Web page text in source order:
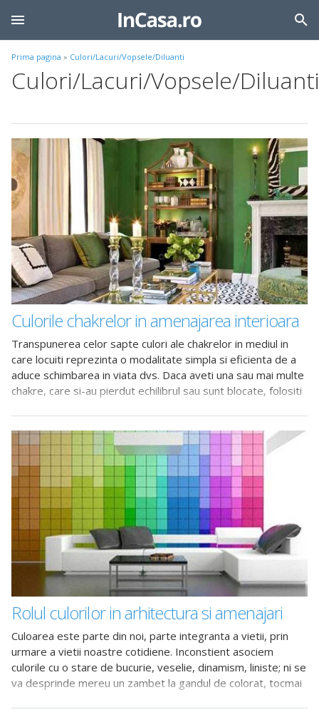
Prima pagina » Culori/Lacuri/Vopsele/Diluanti
Culori/Lacuri/Vopsele/Diluanti
Culorile chakrelor in amenajarea interioara
Transpunerea celor sapte culori ale chakrelor in mediul in
care locuiti reprezinta o modalitate simpla si eficienta de a
aduce schimbarea in viata dvs. Daca aveti una sau mai multe
chakre, care si-au pierdut echilibrul sau sunt blocate, folositi
Rolul culorilor in arhitectura si amenajari
Culoarea este parte din noi, parte integranta a vietii, prin
urmare a vietii noastre cotidiene. Inconstient asociem
culorile cu o stare de bucurie, veselie, dinamism, liniste; ni se
va desprinde mereu un zambet la gandul de colorat, tocmai